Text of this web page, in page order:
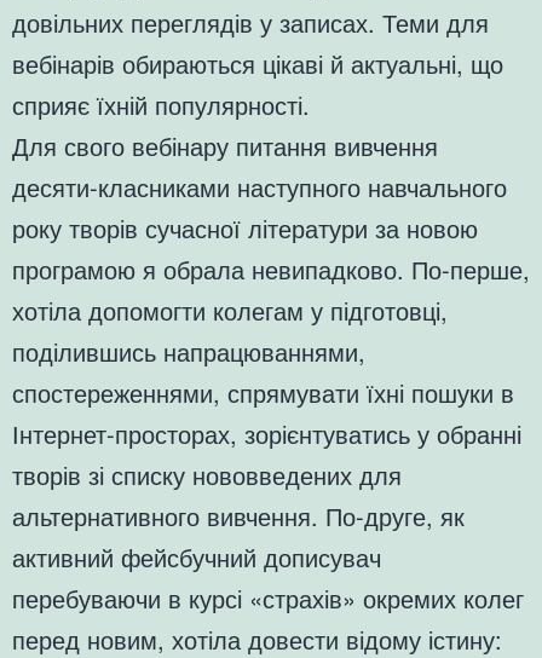
довільних переглядів у записах. Теми для
вебінарів обираються цікаві й актуальні, що
сприяє їхній популярності.
Для свого вебінару питання вивчення
десяти-класниками наступного навчального
року творів сучасної літератури за новою
програмою я обрала невипадково. По-перше,
хотіла допомогти колегам у підготовці,
поділившись напрацюваннями,
спостереженнями, спрямувати їхні пошуки в
Інтернет-просторах, зорієнтуватись у обранні
творів зі списку нововведених для
альтернативного вивчення. По-друге, як
активний фейсбучний дописувач
перебуваючи в курсі «страхів» окремих колег
перед новим, хотіла довести відому істину: